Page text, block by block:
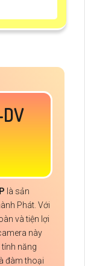
là sản
Phát. Với
và tiện lợi
này
năng
đàm thoại